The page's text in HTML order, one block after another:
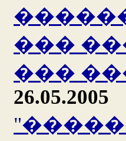
���
���
26.05.2005